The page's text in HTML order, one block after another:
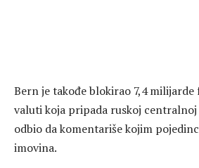
Bern je takođe blokirao 7,4
valuti koja pripada ruskoj centralnoj
odbio da komentariše kojim
imovina.